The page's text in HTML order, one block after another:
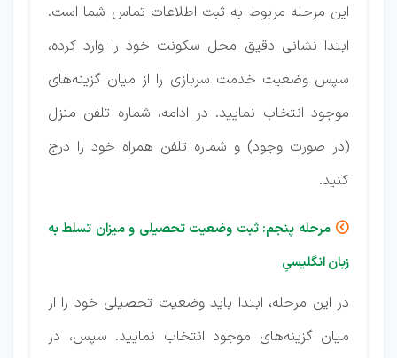
این مرحله مربوط به ثبت اطلاعات تماس شما است.
ابتدا نشانی دقیق محل سکونت خود را وارد کرده،
سپس وضعیت خدمت سربازی را از میان گزینه‌های
موجود انتخاب نمایید. در ادامه، شماره تلفن منزل
(در صورت وجود) و شماره تلفن همراه خود را درج
کنید.
 مرحله پنجم: ثبت وضعیت تحصیلی و میزان تسلط به
زبان انگلیسیِ
در این مرحله، ابتدا باید وضعیت تحصیلی خود را از
میان گزینه‌های موجود انتخاب نمایید. سپس، در